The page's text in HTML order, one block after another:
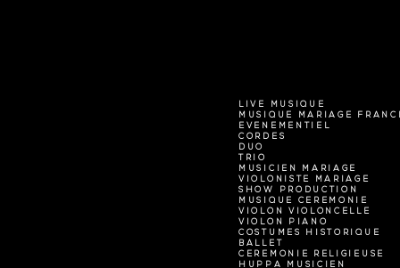
LIVE MUSIQUE
MUSIQUE MARIAGE
EVENEMENTIEL
CORDES
DUO
TRIO
MUSICIEN MARIAGE
VIOLONISTE MARIAGE
SHOW PRODUCTION
MUSIQUE CEREMONIE
VIOLON VIOLONCELLE
VIOLON PIANO
COSTUMES HISTORIQUE
BALLET
CEREMONIE RELIGIEUSE
HUPPA MUSICIEN